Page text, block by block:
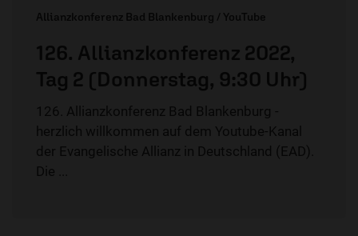
Allianzkonferenz Bad Blankenburg / YouTube
126. Allianzkonferenz 2022,
Tag 2 (Donnerstag, 9:30 Uhr)
126. Allianzkonferenz Bad Blankenburg -
herzlich willkommen auf dem Youtube-Kanal
der Evangelische Allianz in Deutschland (EAD).
Die ...